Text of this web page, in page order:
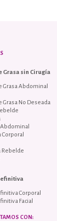
Grasa sin Cirugía
Grasa Abdominal
Grasa No Deseada
Abdominal
Corporal
Rebelde
Corporal
Facial
CON: